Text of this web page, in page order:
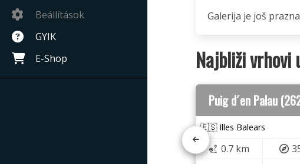
Beállítások
GYIK
E-Shop
Galerija je još
Najbliži vrhovi
Puig d´en Palau
🇪🇸 Illes Balears
0.7 km